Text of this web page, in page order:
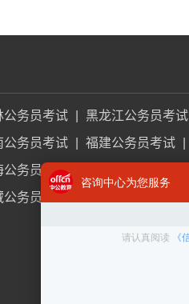
公务员考试 黑龙江公务员考试
公务员考试 福建公务员考试
公务员考试
公务员考试